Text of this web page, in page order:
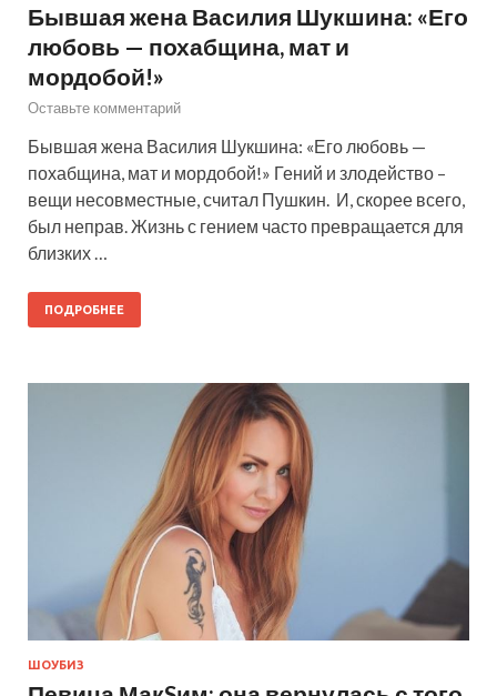
Бывшая жена Василия Шукшина: «Его
любовь — похабщина, мат и
мордобой!»
Оставьте комментарий
Бывшая жена Василия Шукшина: «Его любовь —
похабщина, мат и мордобой!» Гений и злодейство –
вещи несовместные, считал Пушкин. И, скорее всего,
был неправ. Жизнь с гением часто превращается для
близких …
ПОДРОБНЕЕ
ШОУБИЗ